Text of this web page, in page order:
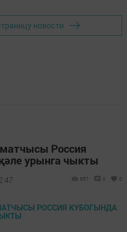
новости
Россия
урынга чыкты
657 0 0